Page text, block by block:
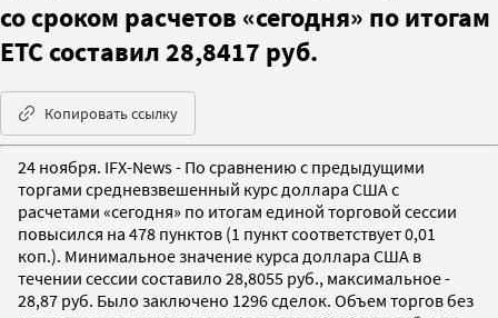
со сроком расчетов «сегодня» по итогам
ЕТС составил 28,8417 руб.
Копировать ссылку
24 ноября. IFX-News - По сравнению с предыдущими
торгами средневзвешенный курс доллара США с
расчетами «сегодня» по итогам единой торговой сессии
повысился на 478 пунктов (1 пункт соответствует 0,01
коп.). Минимальное значение курса доллара США в
течении сессии составило 28,8055 руб., максимальное -
28,87 руб. Было заключено 1296 сделок. Объем торгов без